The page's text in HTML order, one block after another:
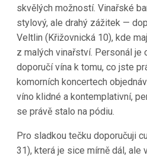
skvělých možností. Vinařské
stylový, ale drahý zážitek —
Veltlin (Křižovnická 10), kde
z malých vinařství. Personál je
doporučí vína k tomu, co jste
komorních koncertech
víno klidné a kontemplativní,
se právě stalo na pódiu.
Pro sladkou tečku doporučuji
31), která je sice mírně dál,